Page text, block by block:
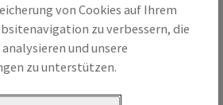
Muster bestellen
TECHNISCHES
DATENBLATT
von Cookies auf Ihrem
zu verbessern, die
und unsere
zu unterstützen.